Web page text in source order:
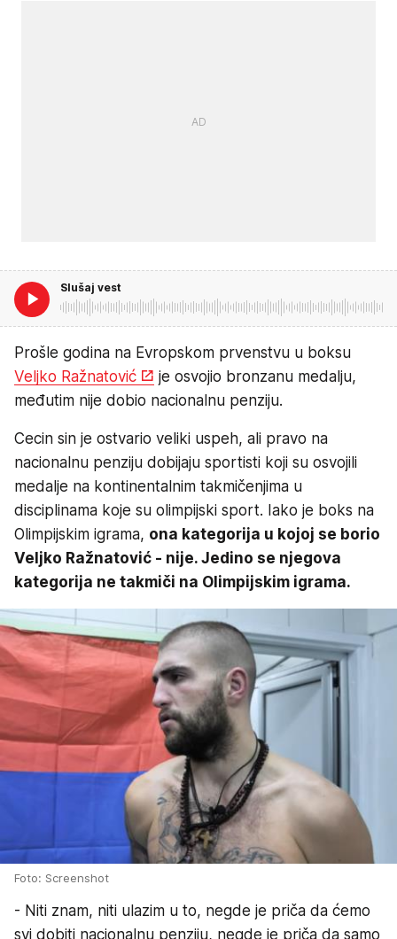
Slušaj vest
Prošle godina na Evropskom prvenstvu u boksu
Veljko Ražnatović
je osvojio bronzanu medalju,
međutim nije dobio nacionalnu penziju.
Cecin sin je ostvario veliki uspeh, ali pravo na
nacionalnu penziju dobijaju sportisti koji su osvojili
medalje na kontinentalnim takmičenjima u
disciplinama koje su olimpijski sport. Iako je boks na
Olimpijskim igrama, ona kategorija u kojoj se borio
Veljko Ražnatović - nije. Jedino se njegova
kategorija ne takmiči na Olimpijskim igrama.
Foto: Screenshot
- Niti znam, niti ulazim u to, negde je priča da ćemo
svi dobiti nacionalnu penziju, negde je priča da samo